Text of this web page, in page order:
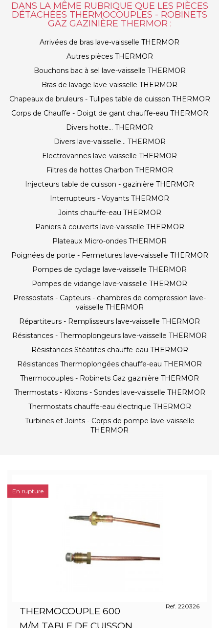
DANS LA MÊME RUBRIQUE QUE LES PIÈCES
DÉTACHÉES THERMOCOUPLES - ROBINETS
GAZ GAZINIÈRE THERMOR :
Arrivées de bras lave-vaisselle THERMOR
Autres pièces THERMOR
Bouchons bac à sel lave-vaisselle THERMOR
Bras de lavage lave-vaisselle THERMOR
Chapeaux de bruleurs - Tulipes table de cuisson THERMOR
Corps de Chauffe - Doigt de gant chauffe-eau THERMOR
Divers hotte... THERMOR
Divers lave-vaisselle... THERMOR
Electrovannes lave-vaisselle THERMOR
Filtres de hottes Charbon THERMOR
Injecteurs table de cuisson - gazinière THERMOR
Interrupteurs - Voyants THERMOR
Joints chauffe-eau THERMOR
Paniers à couverts lave-vaisselle THERMOR
Plateaux Micro-ondes THERMOR
Poignées de porte - Fermetures lave-vaisselle THERMOR
Pompes de cyclage lave-vaisselle THERMOR
Pompes de vidange lave-vaisselle THERMOR
Pressostats - Capteurs - chambres de compression lave-
vaisselle THERMOR
Répartiteurs - Remplisseurs lave-vaisselle THERMOR
Résistances - Thermoplongeurs lave-vaisselle THERMOR
Résistances Stéatites chauffe-eau THERMOR
Résistances Thermoplongées chauffe-eau THERMOR
Thermocouples - Robinets Gaz gazinière THERMOR
Thermostats - Klixons - Sondes lave-vaisselle THERMOR
Thermostats chauffe-eau électrique THERMOR
Turbines et Joints - Corps de pompe lave-vaisselle
THERMOR
THERMOCOUPLE 600
Ref. 220326
En rupture